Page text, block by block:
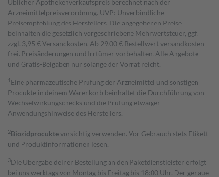
Üblicher Apothekenverkaufspreis berechnet nach der
Arzneimittelpreisverordnung. UVP: Unverbindliche
Preisempfehlung des Herstellers. Die angegebenen Preise
beinhalten die gesetzlich vorgeschriebene Mehrwertsteuer, ggf.
zzgl. 3,95 € Versandkosten. Ab 29,00 € Bestell­wert versand­kosten­
frei. Preisänderungen und Irrtümer vorbehalten. Alle Angebote
und Gratis-Beigaben nur solange der Vorrat reicht.
1 Eine pharmazeutische Prüfung der Arzneimittel und sonstigen
Produkte in deinem Warenkorb beinhaltet die Durchführung von
Wechselwirkungschecks und die Prüfung etwaiger
Anwendungshinweise des Herstellers.
2Biozidproduktevorsichtig verwenden. Vor Gebrauch stets Etikett
und Produktinformationen lesen.
3Die Übergabe deiner Bestellung an den Paketdienstleister erfolgt
bei uns werktags von Montag bis Freitag bis 18:00 Uhr. Der genaue